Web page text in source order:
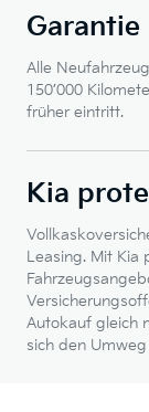
Garantie
Alle
150’000
früher eintritt.
Kia
Leasing. Mit Kia
Autokauf gleich
sich den